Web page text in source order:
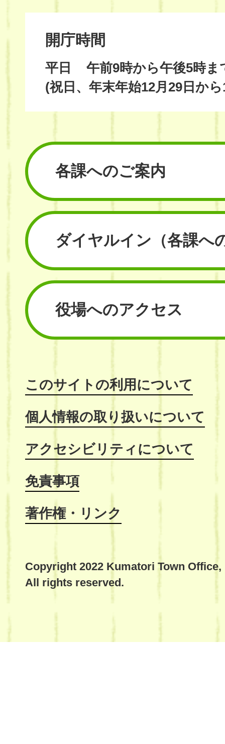
開庁時間
平日
午前9時から午後5時ま
(祝日、年末年始12月29日か
各課へのご案内
ダイヤルイン （各課へ
役場へのアクセス
このサイトの利用について
個人情報の取り扱いについて
アクセシビリティについて
免責事項
著作権・リンク
Copyright 2022 Kumatori Town Office,
All rights reserved.